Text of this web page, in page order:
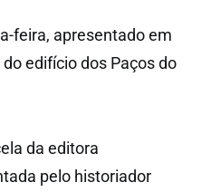
feira, apresentado em
edifício dos Paços do
da editora
pelo historiador